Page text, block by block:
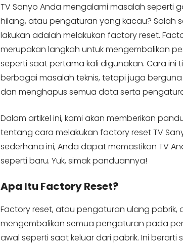
TV Sanyo Anda mengalami masalah seperti
hilang, atau pengaturan yang kacau? Salah
lakukan adalah melakukan factory reset.
merupakan langkah untuk mengembalikan
seperti saat pertama kali digunakan. Cara
berbagai masalah teknis, tetapi juga berguna
dan menghapus semua data serta
Dalam artikel ini, kami akan memberikan
tentang cara melakukan factory reset TV
sederhana ini, Anda dapat memastikan TV
seperti baru. Yuk, simak panduannya!
Apa Itu Factory Reset?
Factory reset, atau pengaturan ulang pabrik,
mengembalikan semua pengaturan pada
awal seperti saat keluar dari pabrik. Ini